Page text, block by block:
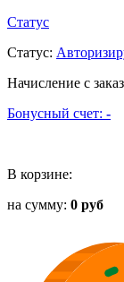
Статус
Статус:
Начисление с
Бонусный счет: -
В корзине:
на сумму: 0 руб